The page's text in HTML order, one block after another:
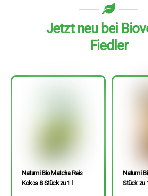
Jetzt neu bei
Fiedler
Natumi Bio Matcha Reis
Kokos 8 Stück zu 1 l
Natumi
Stück zu 1 l